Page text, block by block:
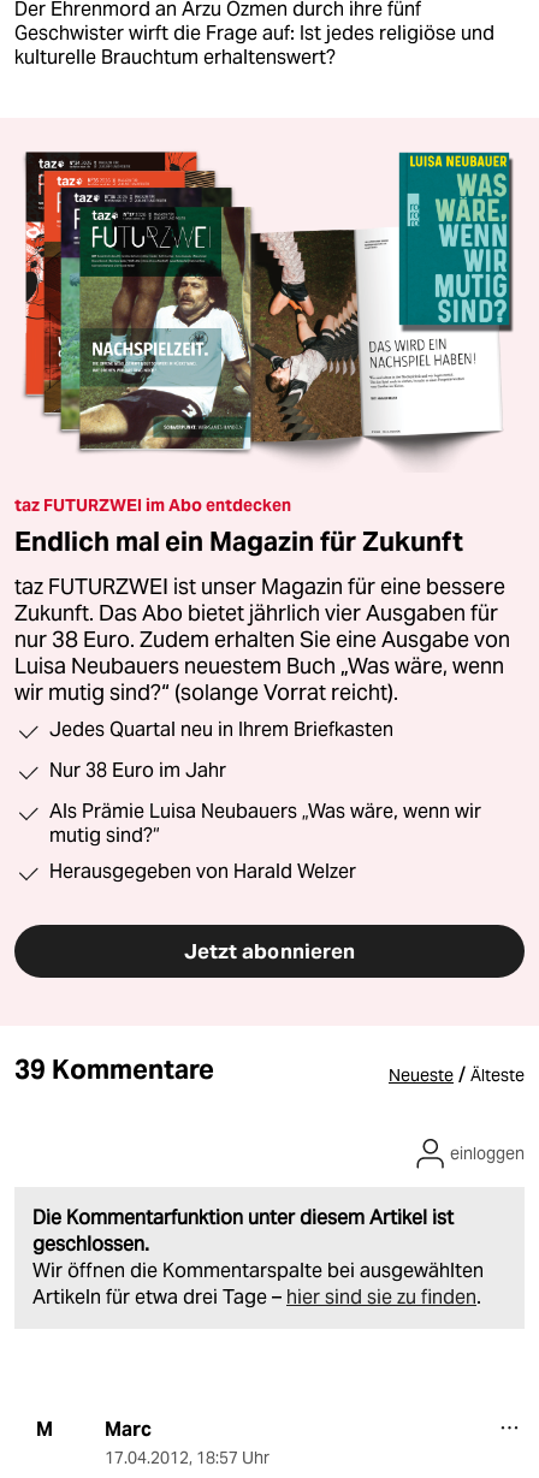
Der Ehrenmord an Arzu Özmen durch ihre fünf
Geschwister wirft die Frage auf: Ist jedes religiöse und
kulturelle Brauchtum erhaltenswert?
taz FUTURZWEI im Abo entdecken
Endlich mal ein Magazin für Zukunft
taz FUTURZWEI ist unser Magazin für eine bessere
Zukunft. Das Abo bietet jährlich vier Ausgaben für
nur 38 Euro. Zudem erhalten Sie eine Ausgabe von
Luisa Neubauers neuestem Buch „Was wäre, wenn
wir mutig sind?“ (solange Vorrat reicht).
Jedes Quartal neu in Ihrem Briefkasten
Nur 38 Euro im Jahr
Als Prämie Luisa Neubauers „Was wäre, wenn wir
mutig sind?“
Herausgegeben von Harald Welzer
Jetzt abonnieren
39 Kommentare Neueste / Älteste
Die Kommentarfunktion unter diesem Artikel ist
geschlossen.
Wir öffnen die Kommentarspalte bei ausgewählten
Artikeln für etwa drei Tage – hier sind sie zu finden.
einloggen
M Marc
17.04.2012, 18:57 Uhr